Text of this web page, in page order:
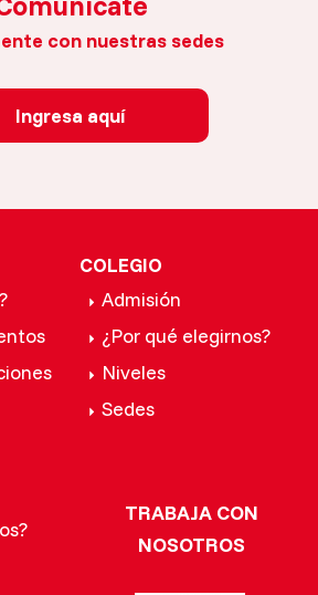
con nuestras sedes
Ingresa aquí
COLEGIO
Admisión
¿Por qué elegirnos?
Niveles
Sedes
TRABAJA CON
NOSOTROS